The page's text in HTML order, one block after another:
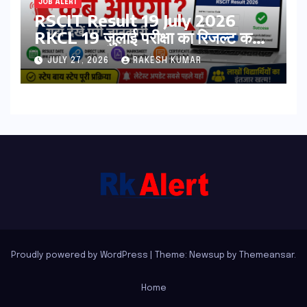
JOB ALERT
RSCIT Result 19 July 2026
RKCL 19 जुलाई परीक्षा का रिजल्ट कब
आएगा? यहां देखें Result Date,
Direct Link, Marksheet
Download Process
JULY 27, 2026 RAKESH KUMAR
Proudly powered by WordPress Theme: Newsup by Themeansar.
Home